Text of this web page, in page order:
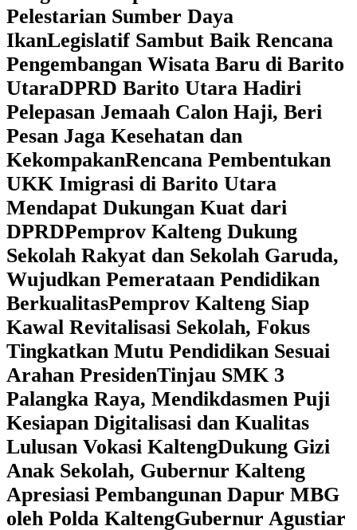
Pelestarian Sumber Daya
IkanLegislatif Sambut Baik Rencana
Pengembangan Wisata Baru di Barito
UtaraDPRD Barito Utara Hadiri
Pelepasan Jemaah Calon Haji, Beri
Pesan Jaga Kesehatan dan
KekompakanRencana Pembentukan
UKK Imigrasi di Barito Utara
Mendapat Dukungan Kuat dari
DPRD‎Pemprov Kalteng Dukung
Sekolah Rakyat dan Sekolah Garuda,
Wujudkan Pemerataan Pendidikan
Berkualitas‎Pemprov Kalteng Siap
Kawal Revitalisasi Sekolah, Fokus
Tingkatkan Mutu Pendidikan Sesuai
Arahan Presiden‎Tinjau SMK 3
Palangka Raya, Mendikdasmen Puji
Kesiapan Digitalisasi dan Kualitas
Lulusan Vokasi Kalteng‎Dukung Gizi
Anak Sekolah, Gubernur Kalteng
Apresiasi Pembangunan Dapur MBG
oleh Polda Kalteng‎Gubernur Agustiar